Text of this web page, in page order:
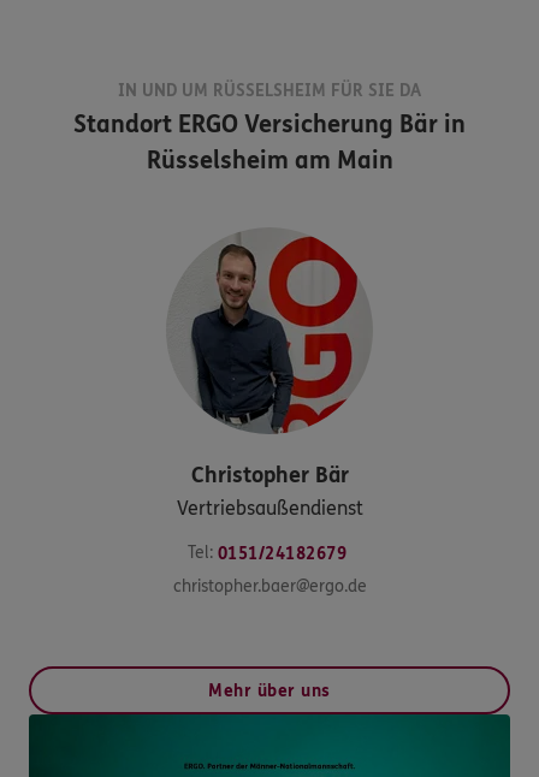
IN UND UM RÜSSELSHEIM FÜR SIE DA
Standort ERGO Versicherung Bär in
Rüsselsheim am Main
Christopher Bär
Vertriebsaußendienst
Tel: 0151/24182679
christopher.baer@ergo.de
Mehr über uns